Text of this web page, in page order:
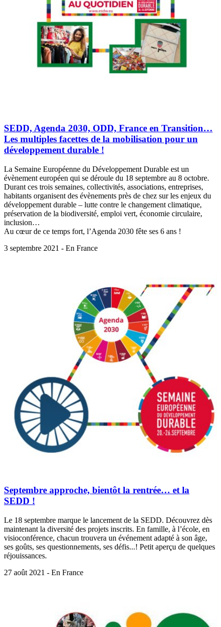
SEDD, Agenda 2030, ODD, France en Transition…
Les multiples facettes de la mobilisation pour un
développement durable !
La Semaine Européenne du Développement Durable est un
évènement européen qui se déroule du 18 septembre au 8 octobre.
Durant ces trois semaines, collectivités, associations, entreprises,
habitants organisent des évènements près de chez sur les enjeux du
développement durable – lutte contre le changement climatique,
préservation de la biodiversité, emploi vert, économie circulaire,
inclusion…
Au cœur de ce temps fort, l’Agenda 2030 fête ses 6 ans !
3 septembre 2021 - En France
Septembre approche, bientôt la rentrée… et la
SEDD !
Le 18 septembre marque le lancement de la SEDD. Découvrez dès
maintenant la diversité des projets inscrits. En famille, à l’école, en
visioconférence, chacun trouvera un événement adapté à son âge,
ses goûts, ses questionnements, ses défis...! Petit aperçu de quelques
réjouissances.
27 août 2021 - En France